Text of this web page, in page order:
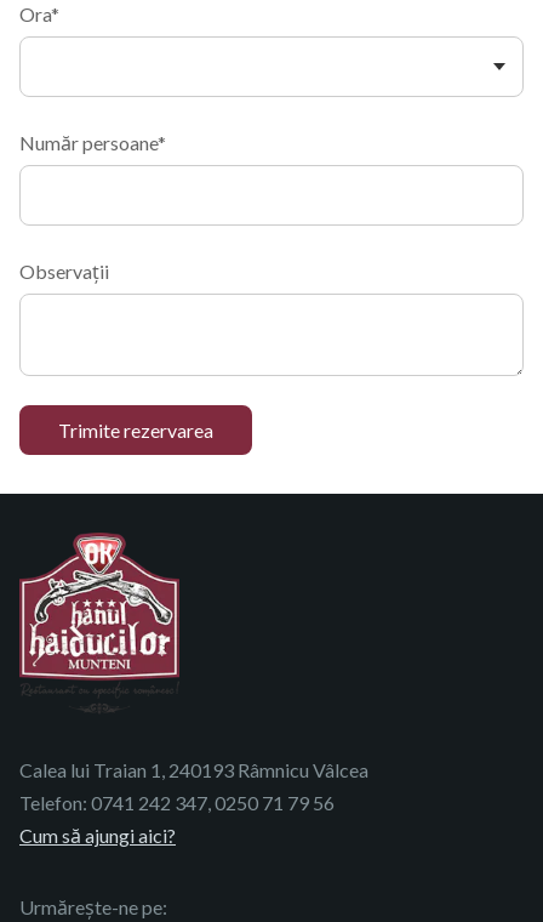
Ora*
Număr persoane*
Observații
Trimite rezervarea
Calea lui Traian 1, 240193 Râmnicu Vâlcea
Telefon: 0741 242 347 0250 71 79 56
Cum să ajungi aici?
Urmărește-ne pe: